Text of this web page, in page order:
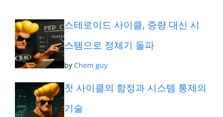
스테로이드 사이클, 증량 대신 시
스템으로 정체기 돌파
byChem guy
첫 사이클의 함정과 시스템 통제의
기술